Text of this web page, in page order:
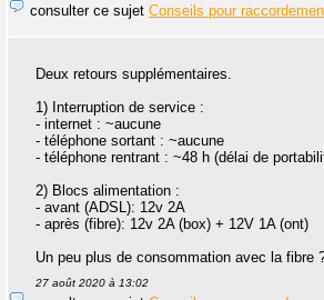
consulter ce sujet Conseils pour
Deux retours supplémentaires.
1) Interruption de service :
- internet : ~aucune
- téléphone sortant : ~aucune
- téléphone rentrant : ~48 h (délai de
2) Blocs alimentation :
- avant (ADSL): 12v 2A
- après (fibre): 12v 2A (box) + 12V 1A (ont)
Un peu plus de consommation avec la fibre
27 août 2020 à 13:02